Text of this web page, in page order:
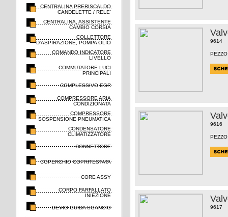
CENTRALINA PRERISCALDO
CANDELETTE / RELE'
CENTRALINA, ASSISTENTE
CAMBIO CORSIA
COLLETTORE
D'ASPIRAZIONE, POMPA OLIO
COMANDO INDICATORE
LIVELLO
COMMUTATORE LUCI
PRINCIPALI
COMPLESSIVO EGR
COMPRESSORE ARIA
CONDIZIONATA
COMPRESSORE
SOSPENSIONE PNEUMATICA
CONDENSATORE
CLIMATIZZATORE
CONNETTORE
COPERCHIO COPRITESTATA
CORE ASSY
CORPO FARFALLATO
INIEZIONE
DEVIO GUIDA SGANCIO
9614
9616
9617